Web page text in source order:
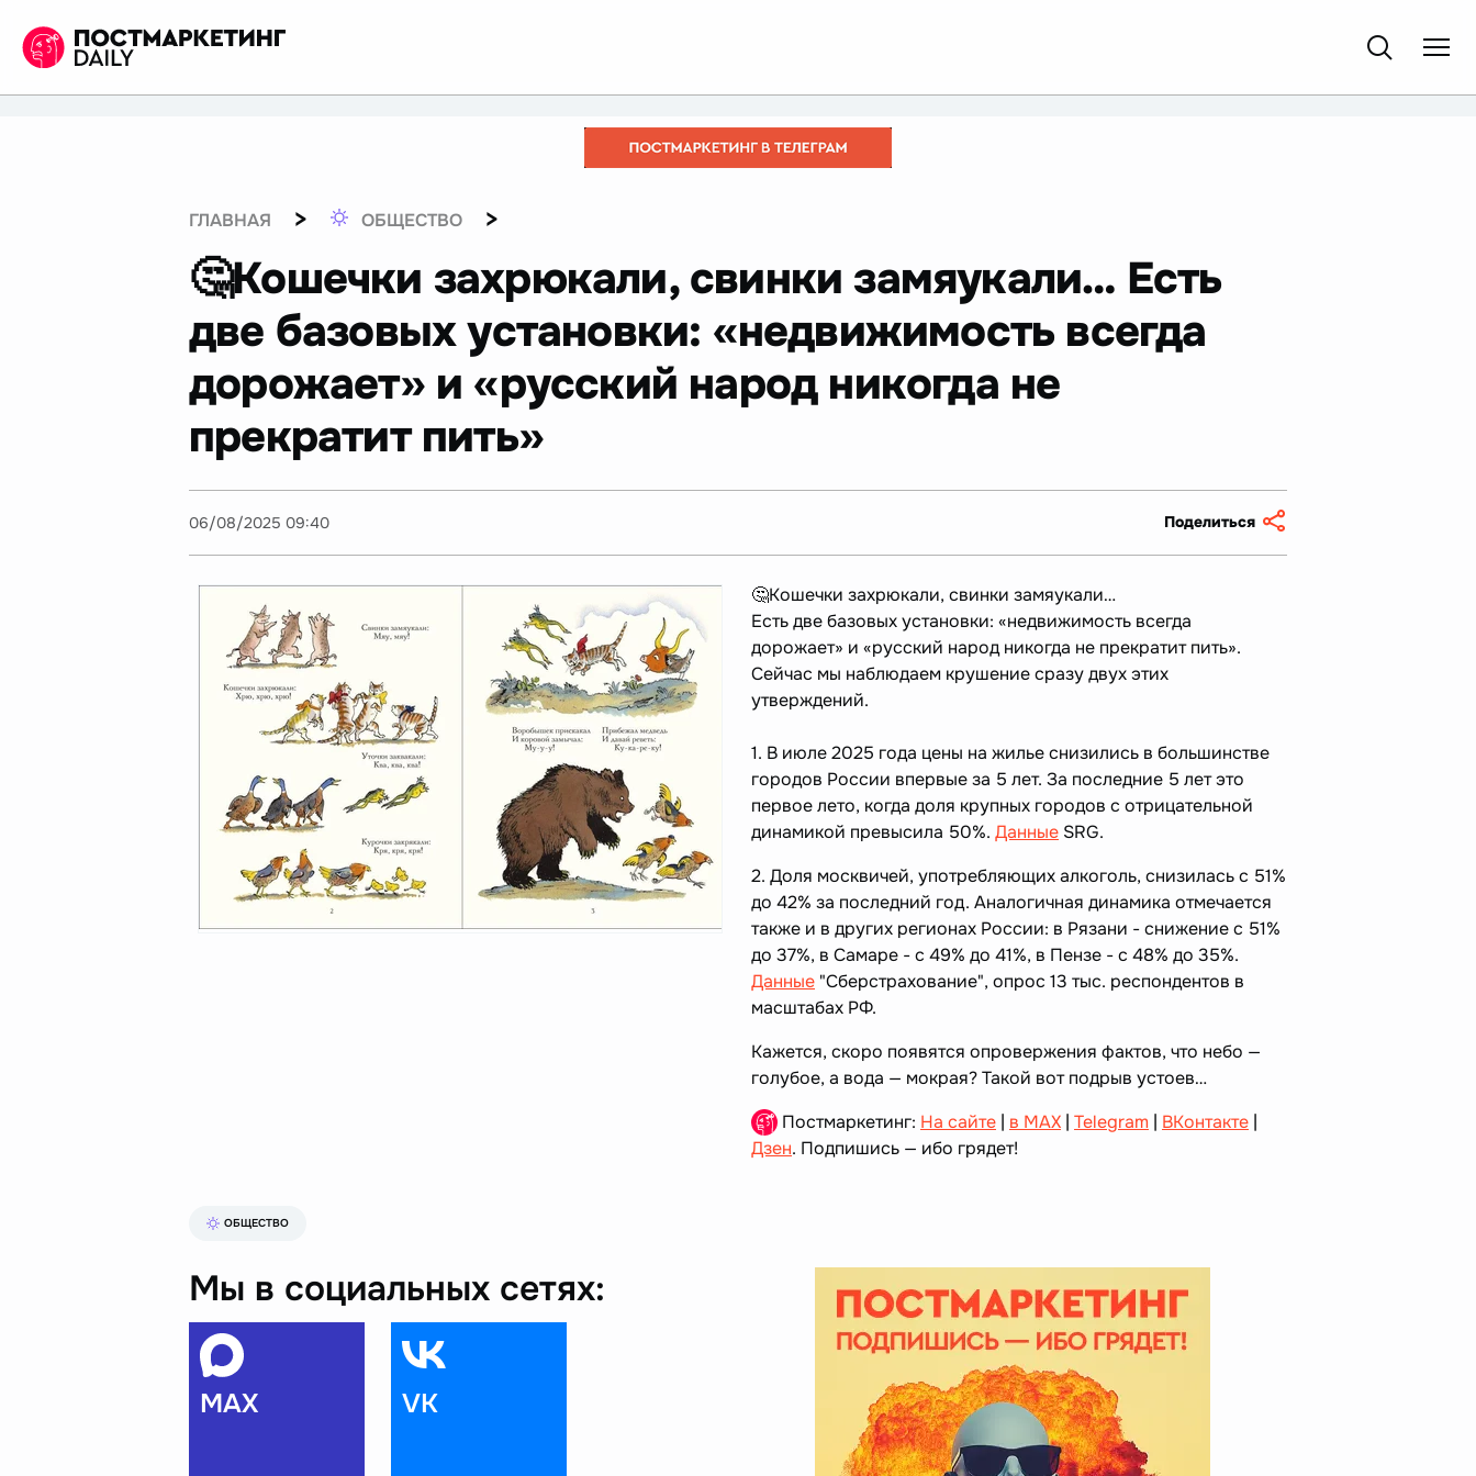
ГЛАВНАЯ > ОБЩЕСТВО >
🤔Кошечки захрюкали, свинки замяукали… Есть
две базовых установки: «недвижимость всегда
дорожает» и «русский народ никогда не
прекратит пить»
06/08/2025 09:40 Поделиться
🤔Кошечки захрюкали, свинки замяукали…
Есть две базовых установки: «недвижимость всегда
дорожает» и «русский народ никогда не прекратит пить».
Сейчас мы наблюдаем крушение сразу двух этих
утверждений.
1. В июле 2025 года цены на жилье снизились в большинстве
городов России впервые за 5 лет. За последние 5 лет это
первое лето, когда доля крупных городов с отрицательной
динамикой превысила 50%. Данные SRG.
2. Доля москвичей, употребляющих алкоголь, снизилась с 51%
до 42% за последний год. Аналогичная динамика отмечается
также и в других регионах России: в Рязани - снижение с 51%
до 37%, в Самаре - с 49% до 41%, в Пензе - с 48% до 35%.
Данные "Сберстрахование", опрос 13 тыс. респондентов в
масштабах РФ.
Кажется, скоро появятся опровержения фактов, что небо —
голубое, а вода — мокрая? Такой вот подрыв устоев…
Постмаркетинг: На сайте | в MAX | Telegram | ВКонтакте |
Дзен. Подпишись — ибо грядет!
ОБЩЕСТВО
Мы в социальных сетях:
MAX VK